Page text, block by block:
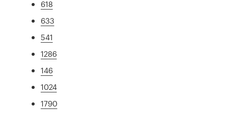
618
633
541
1286
146
1024
1790